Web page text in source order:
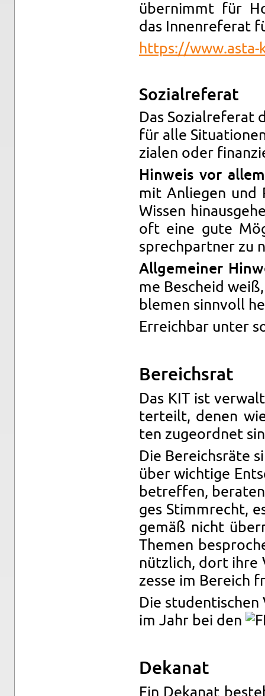
über­nimmt für
das In­nen­re­fe­rat
https://​
So­zi­al­re­fe­rat
Das So­zi­al­re­fe­rat
für alle
zia­len oder
Hin­weis vor
mit An­lie­gen und
Wis­sen
oft eine gute
sprech­part­ner zu
All­ge­mei­ner
me Be­scheid
ble­men sinn­voll
Er­reich­bar unter
Be­reichs­rat
Das KIT ist
ter­teilt, denen
ten zu­ge­ord­net
Die Be­reichs­rä­te
über wich­ti­ge
be­tref­fen,
ges Stimm­recht,
ge­mäß nicht
The­men
nütz­lich, dort ihre
zes­se im Be­reich
Die
im Jahr bei den
De­ka­nat
Ein De­ka­nat